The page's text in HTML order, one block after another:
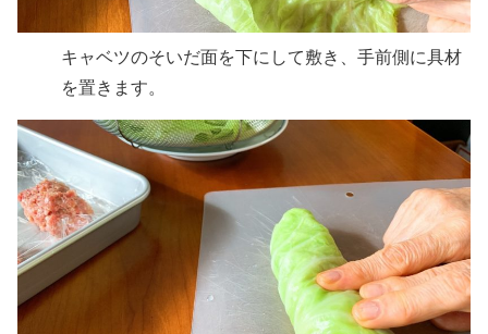
キャベツのそいだ面を下にして敷き、手前側に具材
を置きます。